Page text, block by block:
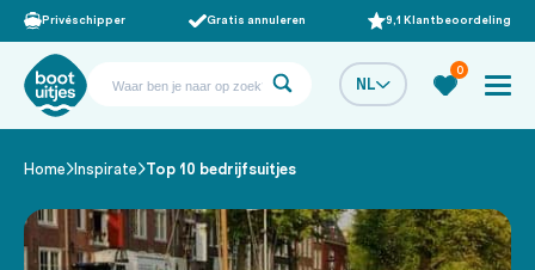
Privéschipper Gratis annuleren 9,1 Klantbeoordeling
NL
0
Home/ Inspirate/Top 10 bedrijfsuitjes